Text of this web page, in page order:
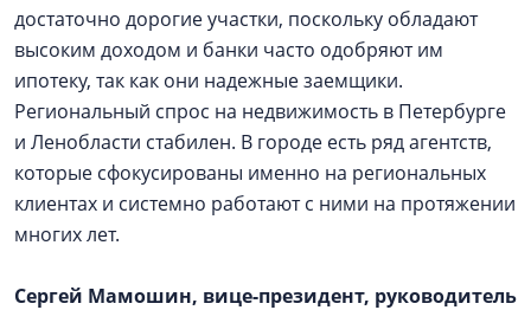
достаточно дорогие участки, поскольку обладают
высоким доходом и банки часто одобряют им
ипотеку, так как они надежные заемщики.
Региональный спрос на недвижимость в Петербурге
и Ленобласти стабилен. В городе есть ряд агентств,
которые сфокусированы именно на региональных
клиентах и системно работают с ними на протяжении
многих лет.
Сергей Мамошин, вице-президент, руководитель